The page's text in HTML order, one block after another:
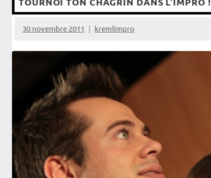
30 novembre 2011 kremlimpro